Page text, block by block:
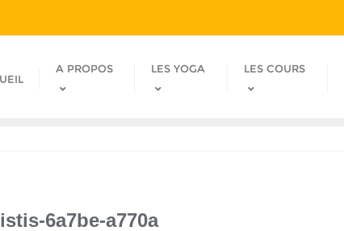
A PROPOS LES YOGA LES COURS
6a7be-a770a